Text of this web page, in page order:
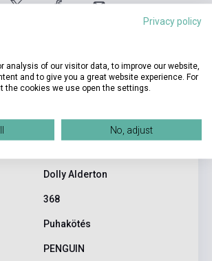
Dolly Alderton
368
Puhakötés
PENGUIN
Privacy policy
analysis of our visitor data, to improve our website,
and to give you a great website experience. For
the cookies we use open the settings.
No, adjust